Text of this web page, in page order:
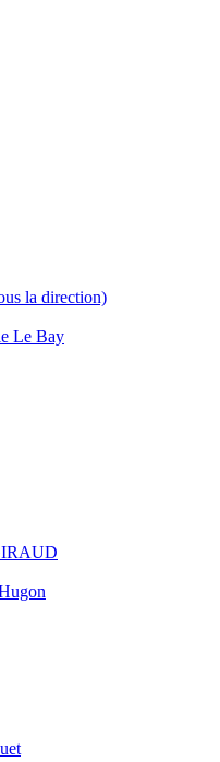
la direction)
Le Bay